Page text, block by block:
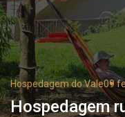
Hospedagem do Vale09
Hospedagem